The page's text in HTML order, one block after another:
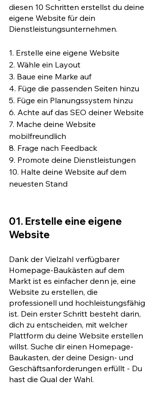
diesen 10 Schritten erstellst du deine
eigene Website für dein
Dienstleistungsunternehmen.
1. Erstelle eine eigene Website
2. Wähle ein Layout
3. Baue eine Marke auf
4. Füge die passenden Seiten hinzu
5. Füge ein Planungssystem hinzu
6. Achte auf das SEO deiner Website
7. Mache deine Website
mobilfreundlich
8. Frage nach Feedback
9. Promote deine Dienstleistungen
10. Halte deine Website auf dem
neuesten Stand
01. Erstelle eine eigene
Website
Dank der Vielzahl verfügbarer
Homepage-Baukästen auf dem
Markt ist es einfacher denn je, eine
Website zu erstellen, die
professionell und hochleistungsfähig
ist. Dein erster Schritt besteht darin,
dich zu entscheiden, mit welcher
Plattform du deine Website erstellen
willst. Suche dir einen Homepage-
Baukasten, der deine Design- und
Geschäftsanforderungen erfüllt - Du
hast die Qual der Wahl.